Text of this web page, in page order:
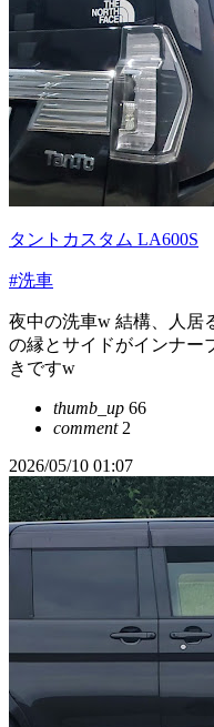
タントカスタム LA600S
#洗車
夜中の洗車w 結構、人居
の縁とサイドがインナー
きですw
thumb_up 66
comment2
2026/05/10 01:07